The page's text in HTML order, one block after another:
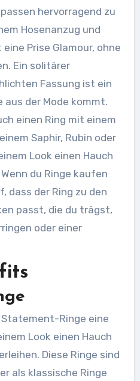
hervorragend zu
Hosenanzug und
Prise Glamour, ohne
Ein solitärer
Fassung ist ein
aus der Mode kommt.
einen Ring mit einem
Saphir, Rubin oder
Look einen Hauch
du Ringe kaufen
dass der Ring zu den
passt, die du trägst,
oder einer
Ringe eine
Look einen Hauch
Diese Ringe sind
als klassische Ringe